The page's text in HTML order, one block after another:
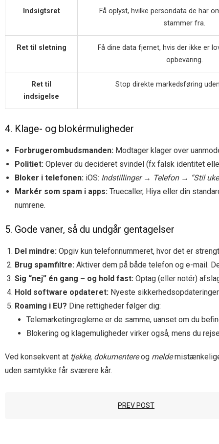
Indsigtsret
Få oplyst, hvilke persondata de har
stammer fra.
Ret til sletning
Få dine data fjernet, hvis der ikke er
opbevaring.
Ret til
indsigelse
Stop direkte markedsføring
4. Klage- og blokérmuligheder
Forbrugerombudsmanden: Modtager klager over
Politiet: Oplever du decideret svindel (fx falsk identitet
Bloker i telefonen: iOS: Indstillinger → Telefon → “Stil
Markér som spam i apps: Truecaller, Hiya eller din
numrene.
5. Gode vaner, så du undgår gentagelser
Del mindre: Opgiv kun telefonnummeret, hvor det er
Brug spamfiltre: Aktiver dem på både telefon og e-mail.
Sig “nej” én gang – og hold fast: Optag (eller notér)
Hold software opdateret: Nyeste
Roaming i EU? Dine rettigheder følger dig:
Telemarketingreglerne er de samme, uanset om du
Blokering og klagemuligheder virker også, mens du
Ved konsekvent at tjekke, dokumentereog melde
uden samtykke får sværere kår.
PREV POST